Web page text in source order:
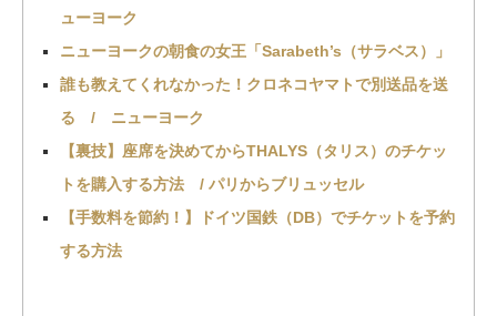
ューヨーク
ニューヨークの朝食の女王「Sarabeth’s（サラベス）」
誰も教えてくれなかった！クロネコヤマトで別送品を送
る / ニューヨーク
【裏技】座席を決めてからTHALYS（タリス）のチケッ
トを購入する方法 / パリからブリュッセル
【手数料を節約！】ドイツ国鉄（DB）でチケットを予約
する方法